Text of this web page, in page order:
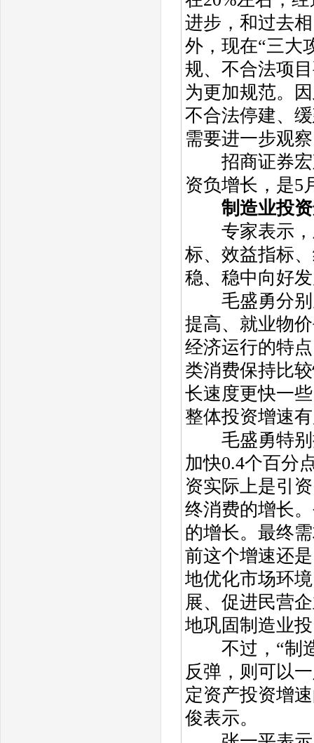
进步，和过去
外，现在“三大
规、不合法项
为更加规范。
不合法停建、
需要进一步观
招商证券宏
资负增长，是5
制造业投
专家表示，
标、效益指标
稳、稳中向好
毛盛勇分别
提高、就业物
经济运行的特
类消费保持比
长速度更快一
整体投资增速
毛盛勇特别
加快0.4个百分
资实际上是引
终消费的增长
的增长。最终
前这个增速还
地优化市场环
展、促进民营
地巩固制造业
不过，“制造
反弹，则可以
定资产投资增
俊表示。